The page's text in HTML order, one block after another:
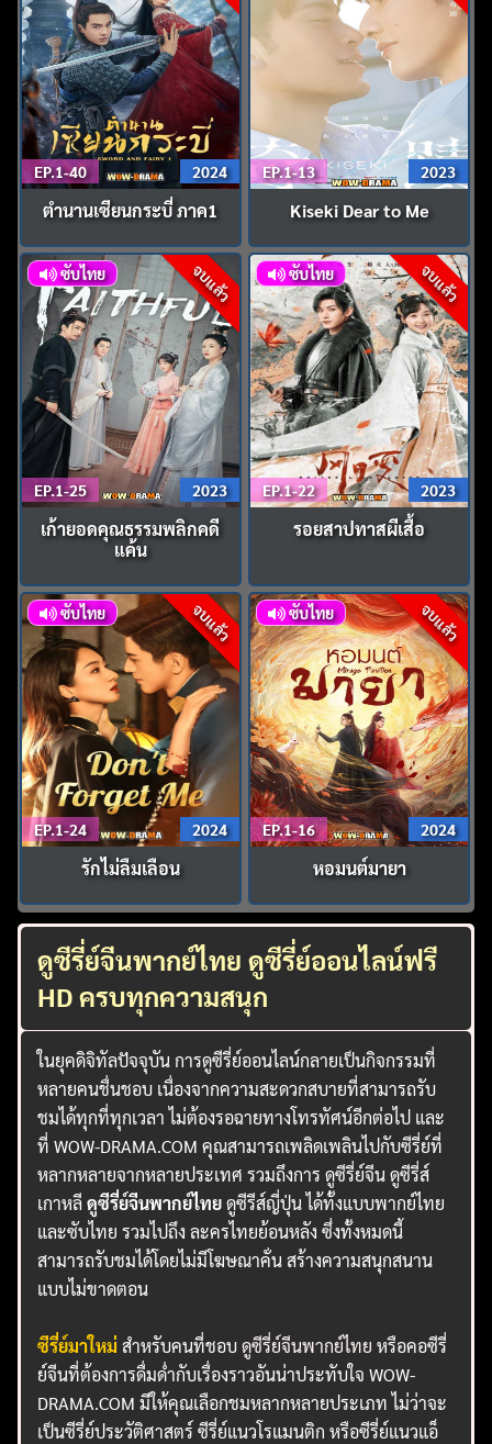
EP.1-40 2024
ตำนานเซียนกระบี่ ภาค1
EP.1-13 2023
Kiseki Dear to Me
จบแล้ว
ซับไทย
EP.1-25 2023
เก้ายอดคุณธรรมพลิกคดี
แค้น
จบแล้ว
ซับไทย
EP.1-22 2023
รอยสาปทาสผีเสื้อ
จบแล้ว
ซับไทย
EP.1-24 2024
รักไม่ลืมเลือน
จบแล้ว
ซับไทย
EP.1-16 2024
หอมนต์มายา
ดูซีรี่ย์จีนพากย์ไทย ดูซีรี่ย์ออนไลน์ฟรี
HD ครบทุกความสนุก
ในยุคดิจิทัลปัจจุบัน การดูซีรี่ย์ออนไลน์กลายเป็นกิจกรรมที่
หลายคนชื่นชอบ เนื่องจากความสะดวกสบายที่สามารถรับ
ชมได้ทุกที่ทุกเวลา ไม่ต้องรอฉายทางโทรทัศน์อีกต่อไป และ
ที่ WOW-DRAMA.COM คุณสามารถเพลิดเพลินไปกับซีรี่ย์ที่
หลากหลายจากหลายประเทศ รวมถึงการ ดูซีรี่ย์จีน ดูซีรี่ส์
เกาหลีดูซีรี่ย์จีนพากย์ไทยดูซีรีส์ญี่ปุ่น ได้ทั้งแบบพากย์ไทย
และซับไทย รวมไปถึง ละครไทยย้อนหลัง ซึ่งทั้งหมดนี้
สามารถรับชมได้โดยไม่มีโฆษณาคั่น สร้างความสนุกสนาน
แบบไม่ขาดตอน
ซีรี่ย์มาใหม่ สำหรับคนที่ชอบดูซีรี่ย์จีนพากย์ไทย หรือคอซีรี่
ย์จีนที่ต้องการดื่มด่ำกับเรื่องราวอันน่าประทับใจ WOW-
DRAMA.COM มีให้คุณเลือกชมหลากหลายประเภท ไม่ว่าจะ
เป็นซีรี่ย์ประวัติศาสตร์ ซีรี่ย์แนวโรแมนติก หรือซีรี่ย์แนวแอ็